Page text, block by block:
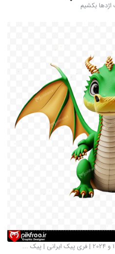
بکشیم